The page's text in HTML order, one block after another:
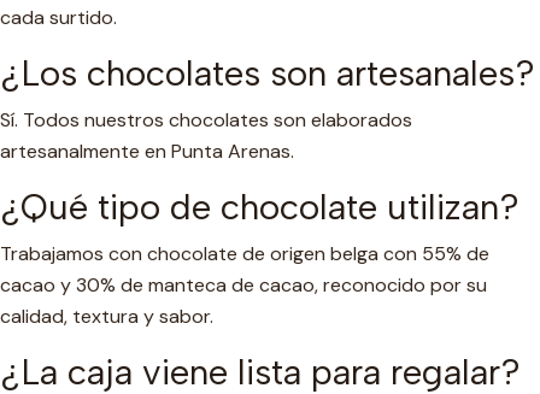
cada surtido.
¿Los chocolates son artesanales?
Sí. Todos nuestros chocolates son elaborados
artesanalmente en Punta Arenas.
¿Qué tipo de chocolate utilizan?
Trabajamos con chocolate de origen belga con 55% de
cacao y 30% de manteca de cacao, reconocido por su
calidad, textura y sabor.
¿La caja viene lista para regalar?